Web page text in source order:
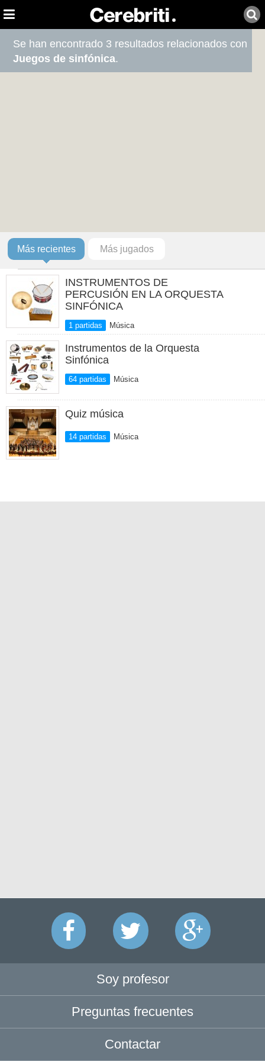
Se han encontrado 3 resultados relacionados con
Juegos de sinfónica.
Más recientes Más jugados
INSTRUMENTOS DE
PERCUSIÓN EN LA ORQUESTA
SINFÓNICA
1 partidas Música
Instrumentos de la Orquesta
Sinfónica
64 partidas Música
Quiz música
14 partidas Música
Soy profesor
Preguntas frecuentes
Contactar